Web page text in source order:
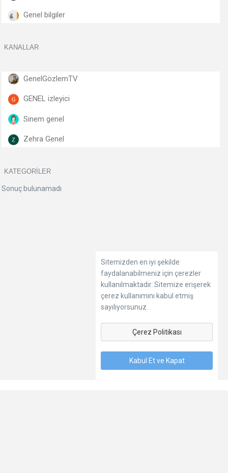
Genel bilgiler
KANALLAR
GenelGözlemTV
GENEL izleyici
Sinem genel
Zehra Genel
KATEGORILER
Sonuç bulunamadı
Sitemizden en iyi şekilde
faydalanabilmeniz için çerezler
kullanılmaktadır. Sitemize erişerek
çerez kullanımını kabul etmiş
sayılıyorsunuz.
Çerez Politikası
Kabul Et ve Kapat